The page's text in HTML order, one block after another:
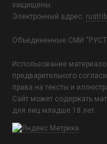
защищены.
Электронный адрес:
Объединенные СМИ
Использование
предварительного
права на тексты и
Сайт может содержать
для лиц младше 18 лет.